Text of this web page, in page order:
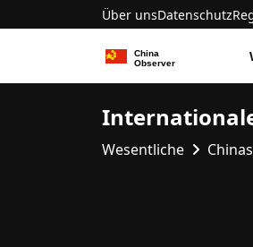
Über unsDatenschutz
Wesentliche